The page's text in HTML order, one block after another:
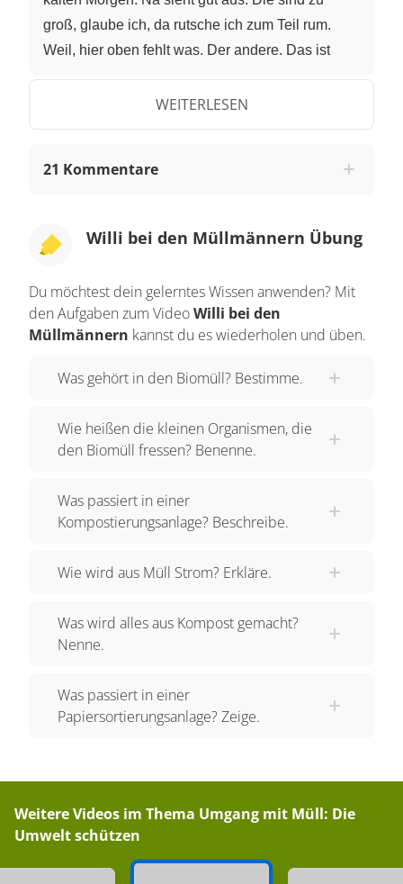
WEITERLESEN
21 Kommentare
Willi bei den Müllmännern Übung
Du möchtest dein gelerntes Wissen anwenden? Mit
den Aufgaben zum VideoWilli bei den
Müllmännern kannst du es wiederholen und üben.
Was gehört in den Biomüll? Bestimme.
Wie heißen die kleinen Organismen, die
den Biomüll fressen? Benenne.
Was passiert in einer
Kompostierungsanlage? Beschreibe.
Wie wird aus Müll Strom? Erkläre.
Was wird alles aus Kompost gemacht?
Nenne.
Was passiert in einer
Papiersortierungsanlage? Zeige.
Weitere Videos im Thema Umgang mit Müll: Die
Umwelt schützen